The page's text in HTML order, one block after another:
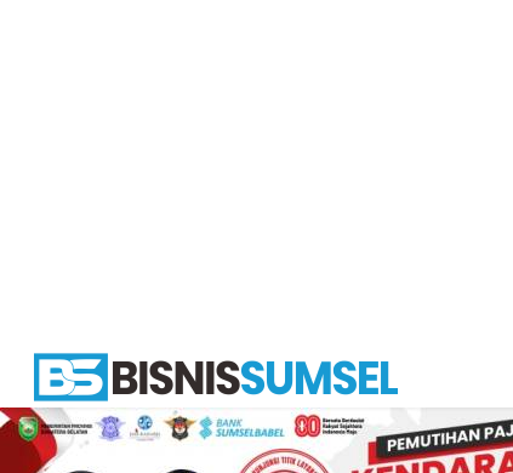
–
Menyajikan
Informasi
Terbaru